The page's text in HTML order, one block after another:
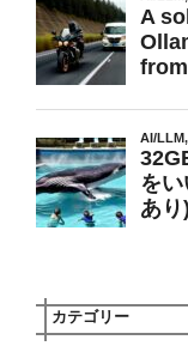
カテゴリー